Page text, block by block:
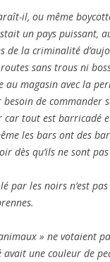
il, ou même
un pays puissant,
de la criminalité
sans trous ni
au magasin avec la
de commander
car tout est barricadé
les bars ont des
dès qu’ils ne sont
par les noirs n’est
» ne votaient
une couleur de